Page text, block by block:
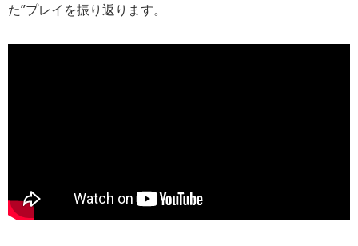
た”プレイを振り返ります。